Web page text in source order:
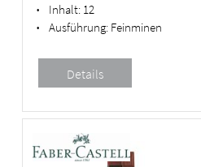
• Inhalt: 12
• Ausführung: Feinminen